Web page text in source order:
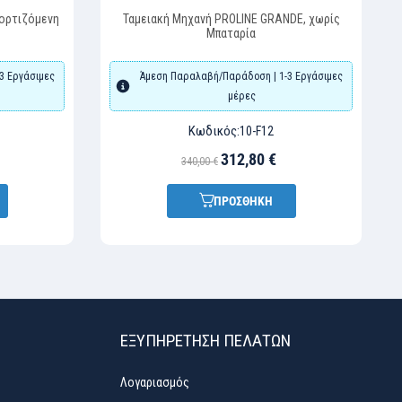
Εργάσιμες
Ταμειακή Μηχανή PROLINE GRANDE, χωρίς
Μπαταρία
Άμεση Παραλαβή/Παράδοση | 1-3 Εργάσιμες
μέρες
Κωδικός:10-F12
340,00 € 312,80 €
ΠΡΟΣΘΗΚΗ
ΕΞΥΠΗΡΈΤΗΣΗ ΠΕΛΑΤΏΝ
Λογαριασμός